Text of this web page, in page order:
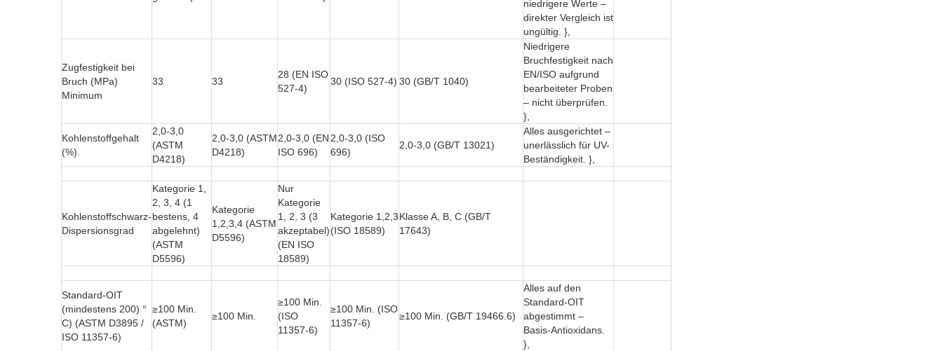
niedrigere Werte –
direkter Vergleich ist
ungültig. },
Zugfestigkeit bei
Bruch (MPa)
Minimum
33 33
28 (EN ISO
527-4)
30 (ISO 527-4) 30 (GB/T 1040)
Niedrigere
Bruchfestigkeit nach
EN/ISO aufgrund
bearbeiteter Proben
– nicht überprüfen.
},
Kohlenstoffgehalt
(%).
2,0-3,0
(ASTM
D4218)
2,0-3,0 (ASTM
D4218)
2,0-3,0 (EN
ISO 696)
2,0-3,0 (ISO
696)
2,0-3,0 (GB/T 13021)
Alles ausgerichtet –
unerlässlich für UV-
Beständigkeit. },
Kohlenstoffschwarz-
Dispersionsgrad
Kategorie 1,
2, 3, 4 (1
bestens, 4
abgelehnt)
(ASTM
D5596)
Kategorie
1,2,3,4 (ASTM
D5596)
Nur
Kategorie
1, 2, 3 (3
akzeptabel)
(EN ISO
18589)
Kategorie 1,2,3
(ISO 18589)
Klasse A, B, C (GB/T
17643)
Standard-OIT
(mindestens 200) °
C) (ASTM D3895 /
ISO 11357-6)
≥100 Min.
(ASTM)
≥100 Min.
≥100 Min.
(ISO
11357-6)
≥100 Min. (ISO
11357-6)
≥100 Min. (GB/T 19466.6)
Alles auf den
Standard-OIT
abgestimmt –
Basis-Antioxidans.
},